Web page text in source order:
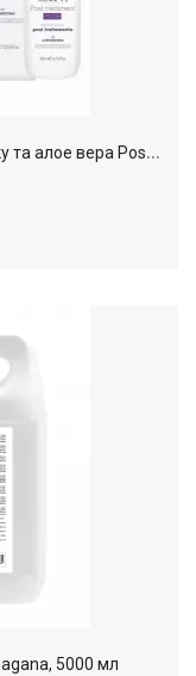
М
аска стабілізуюча з екстрактом шовку та алое вера Post Treatment Hair Company, 1000 мл
5000 мл